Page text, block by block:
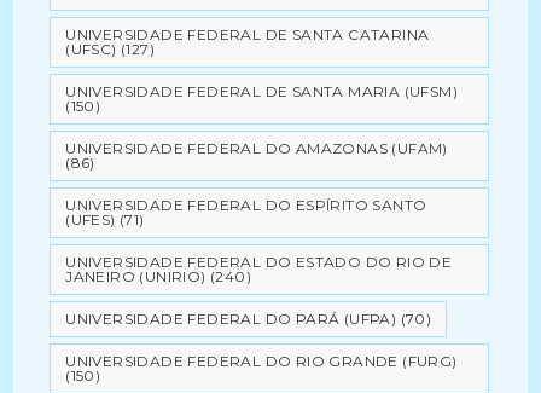
UNIVERSIDADE FEDERAL DE SANTA CATARINA
(UFSC) (127)
UNIVERSIDADE FEDERAL DE SANTA MARIA (UFSM)
(150)
UNIVERSIDADE FEDERAL DO AMAZONAS (UFAM)
(86)
UNIVERSIDADE FEDERAL DO ESPÍRITO SANTO
(UFES) (71)
UNIVERSIDADE FEDERAL DO ESTADO DO RIO DE
JANEIRO (UNIRIO) (240)
UNIVERSIDADE FEDERAL DO PARÁ (UFPA) (70)
UNIVERSIDADE FEDERAL DO RIO GRANDE (FURG)
(150)